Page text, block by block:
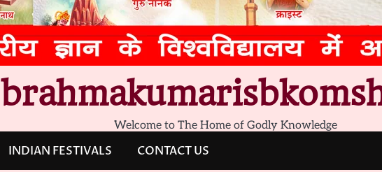
Welcome to The Home of Godly Knowledge
INDIAN FESTIVALS CONTACT US